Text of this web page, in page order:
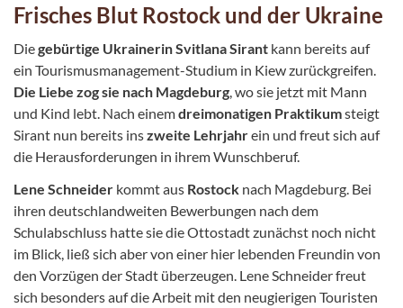
Frisches Blut Rostock und der Ukraine
Diegebürtige Ukrainerin Svitlana Sirant kann bereits auf
ein Tourismusmanagement-Studium in Kiew zurückgreifen.
Die Liebe zog sie nach Magdeburg , wo sie jetzt mit Mann
und Kind lebt. Nach einemdreimonatigen Praktikumsteigt
Sirant nun bereits inszweite Lehrjahrein und freut sich auf
die Herausforderungen in ihrem Wunschberuf.
Lene Schneider kommt aus Rostock nach Magdeburg. Bei
ihren deutschlandweiten Bewerbungen nach dem
Schulabschluss hatte sie die Ottostadt zunächst noch nicht
im Blick, ließ sich aber von einer hier lebenden Freundin von
den Vorzügen der Stadt überzeugen. Lene Schneider freut
sich besonders auf die Arbeit mit den neugierigen Touristen